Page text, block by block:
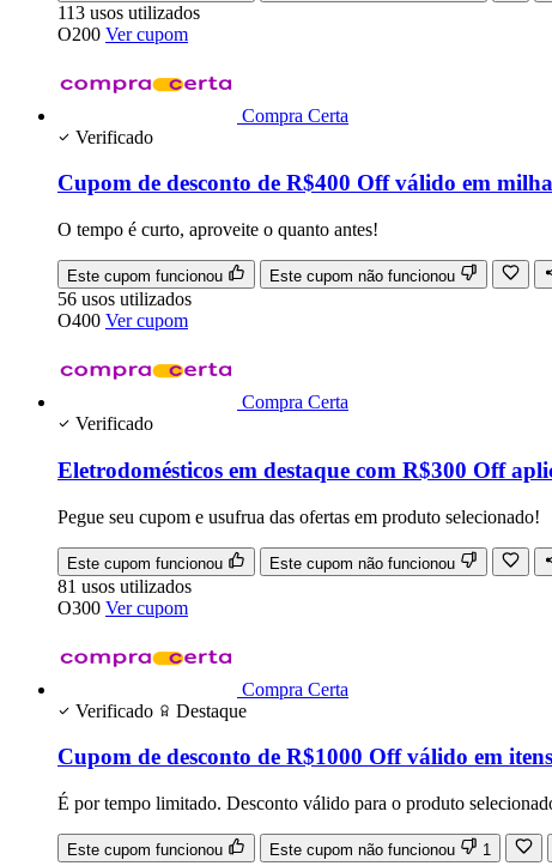
113 usos utilizados
O200 Ver cupom
Compra Certa
Verificado
Cupom de desconto de R$400 Off válido em
O tempo é curto, aproveite o quanto antes!
Este cupom funcionou Este cupom não funcionou
56 usos utilizados
O400 Ver cupom
Compra Certa
Verificado
Eletrodomésticos em destaque com R$300 Off
Pegue seu cupom e usufrua das ofertas em produto selecionado!
Este cupom funcionou Este cupom não funcionou
81 usos utilizados
O300 Ver cupom
Compra Certa
Verificado
Destaque
Cupom de desconto de R$1000 Off válido em
É por tempo limitado. Desconto válido para o produto
Este cupom funcionou Este cupom não funcionou 1